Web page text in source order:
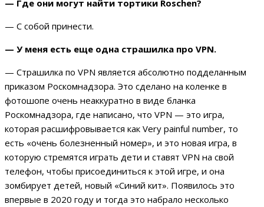
— Где они могут найти тортики Roschen?
— С собой принести.
— У меня есть еще одна страшилка про VPN.
— Страшилка по VPN является абсолютно подделанным
приказом Роскомнадзора. Это сделано на коленке в
фотошопе очень неаккуратно в виде бланка
Роскомнадзора, где написано, что VPN — это игра,
которая расшифровывается как Very painful number, то
есть «очень болезненный номер», и это новая игра, в
которую стремятся играть дети и ставят VPN на свой
телефон, чтобы присоединиться к этой игре, и она
зомбирует детей, новый «Синий кит». Появилось это
впервые в 2020 году и тогда это набрало несколько